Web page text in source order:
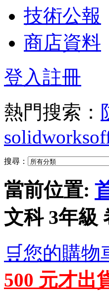
技術公報
商店資料
登入註冊
熱門搜索：
solidworks
搜尋：
當前位置:
文科 3年級
🛒您的購物
500 元才出